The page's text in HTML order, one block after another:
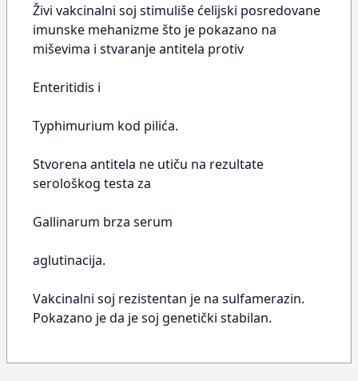
Živi vakcinalni soj stimuliše ćelijski posredovane
imunske mehanizme što je pokazano na
miševima i stvaranje antitela protiv
Enteritidis i
Typhimurium kod pilića.
Stvorena antitela ne utiču na rezultate
serološkog testa za
Gallinarum brza serum
aglutinacija.
Vakcinalni soj rezistentan je na sulfamerazin.
Pokazano je da je soj genetički stabilan.